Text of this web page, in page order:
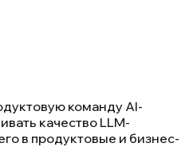
команду AI-
качество LLM-
в продуктовые и бизнес-